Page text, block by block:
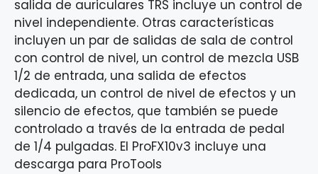
salida de auriculares TRS incluye un control de
nivel independiente. Otras características
incluyen un par de salidas de sala de control
con control de nivel, un control de mezcla USB
1/2 de entrada, una salida de efectos
dedicada, un control de nivel de efectos y un
silencio de efectos, que también se puede
controlado a través de la entrada de pedal
de 1/4 pulgadas. El ProFX10v3 incluye una
descarga para ProTools